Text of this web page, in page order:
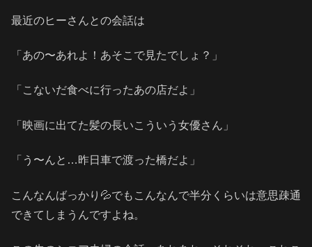
最近のヒーさんとの会話は
「あの〜あれよ！あそこで見たでしょ？」
「こないだ食べに行ったあの店だよ」
「映画に出てた髪の長いこういう女優さん」
「う〜んと…昨日車で渡った橋だよ」
こんなんばっかり💦でもこんなんで半分くらいは意思疎通
できてしまうんですよね。